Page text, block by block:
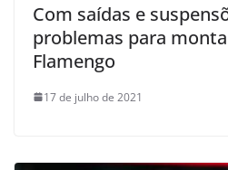
Com saídas e
problemas para
Flamengo
17 de julho de 2021